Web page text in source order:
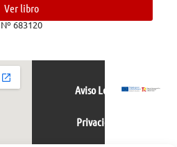
Ver libro
Nº 683120
Aviso Legal
Privacidad